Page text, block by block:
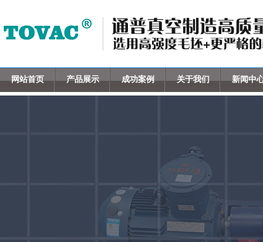
网站首页 产品展示 成功案例 关于我们 新闻中